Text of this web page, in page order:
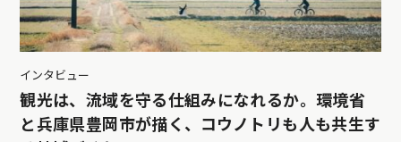
インタビュー
観光は、流域を守る仕組みになれるか。環境省
と兵庫県豊岡市が描く、コウノトリも人も共生す